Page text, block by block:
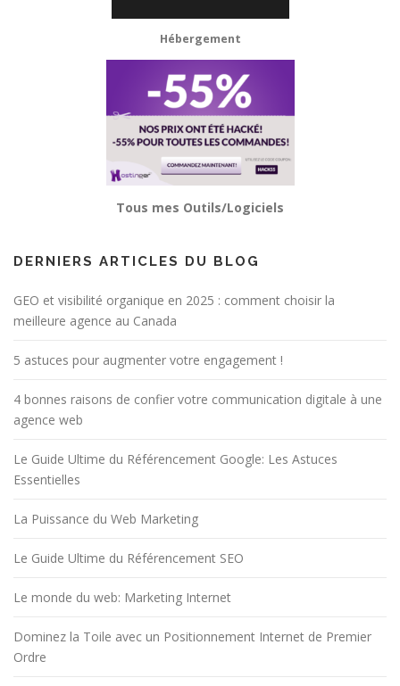
Hébergement
Tous mes Outils/Logiciels
DERNIERS ARTICLES DU BLOG
GEO et visibilité organique en 2025 : comment choisir la
meilleure agence au Canada
5 astuces pour augmenter votre engagement !
4 bonnes raisons de confier votre communication digitale à une
agence web
Le Guide Ultime du Référencement Google: Les Astuces
Essentielles
La Puissance du Web Marketing
Le Guide Ultime du Référencement SEO
Le monde du web: Marketing Internet
Dominez la Toile avec un Positionnement Internet de Premier
Ordre